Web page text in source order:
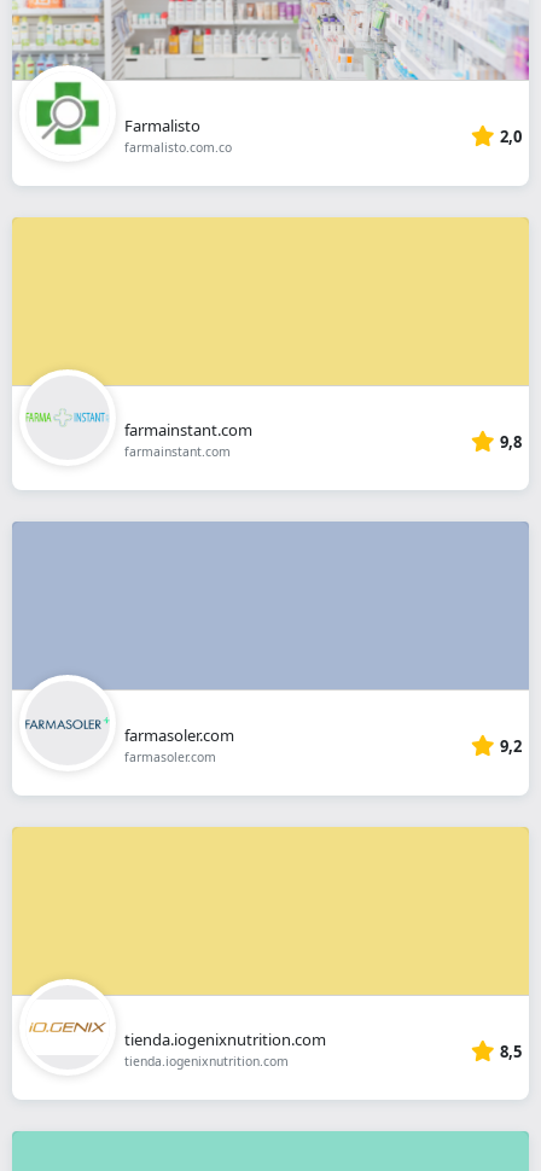
Farmalisto
farmalisto.com.co 2,0
farmainstant.com
farmainstant.com 9,8
farmasoler.com
farmasoler.com 9,2
tienda.iogenixnutrition.com
tienda.iogenixnutrition.com 8,5